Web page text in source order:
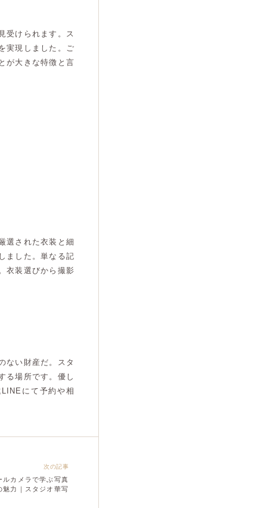
受けられます。ス
実現しました。ご
が大きな特徴と言
選された衣装と細
ました。単なる記
衣装選びから撮影
ない財産だ。スタ
る場所です。優し
にて予約や相
次の記事
ルカメラで学ぶ写真
魅力｜スタジオ華写